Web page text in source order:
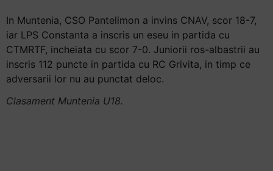
In Muntenia, CSO Pantelimon a invins CNAV, scor 18-7,
iar LPS Constanta a inscris un eseu in partida cu
CTMRTF, incheiata cu scor 7-0. Juniorii ros-albastrii au
inscris 112 puncte in partida cu RC Grivita, in timp ce
adversarii lor nu au punctat deloc.
Clasament Muntenia U18.